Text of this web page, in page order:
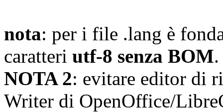
nota: per i file .lang è
caratteri utf-8 senza BOM.
NOTA 2: evitare editor di
Writer di OpenOffice/